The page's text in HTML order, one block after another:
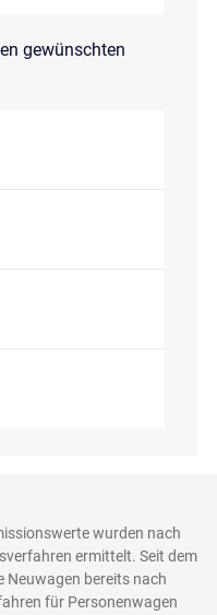
gewünschten
wurden nach
ermittelt. Seit dem
Neuwagen bereits nach
für Personenwagen